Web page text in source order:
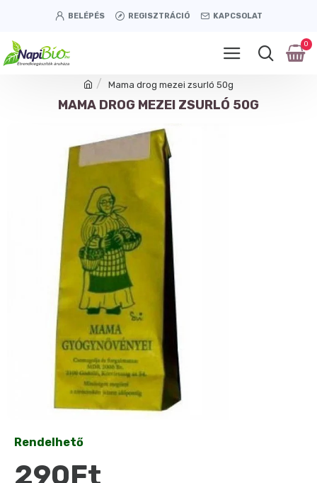
BELÉPÉS REGISZTRÁCIÓ KAPCSOLAT
0
Mama drog mezei zsurló 50g
MAMA DROG MEZEI ZSURLÓ 50G
Rendelhető
290Ft